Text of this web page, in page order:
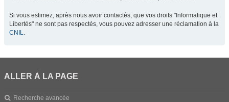
Si vous estimez, après nous avoir contactés, que vos droits "Informatique et
Libertés" ne sont pas respectés, vous pouvez adresser une réclamation à la
CNIL.
ALLER À LA PAGE
Recherche avancée